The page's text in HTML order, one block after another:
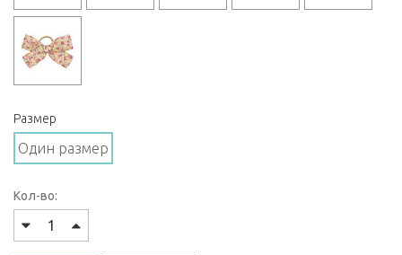
Размер
Один размер
Кол-во: